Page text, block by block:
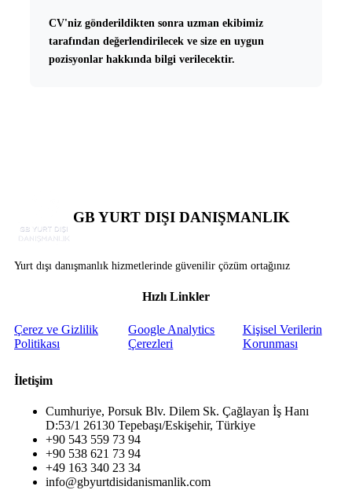
CV'niz gönderildikten sonra uzman ekibimiz
tarafından değerlendirilecek ve size en uygun
pozisyonlar hakkında bilgi verilecektir.
GB YURT DIŞI DANIŞMANLIK
Yurt dışı danışmanlık hizmetlerinde güvenilir çözüm ortağınız
Hızlı Linkler
Çerez ve Gizlilik
Politikası
Google Analytics
Çerezleri
Kişisel Verilerin
Korunması
İletişim
Cumhuriye, Porsuk Blv. Dilem Sk. Çağlayan İş Hanı
D:53/1 26130 Tepebaşı/Eskişehir, Türkiye
+90 543 559 73 94
+90 538 621 73 94
+49 163 340 23 34
info@gbyurtdisidanismanlik.com